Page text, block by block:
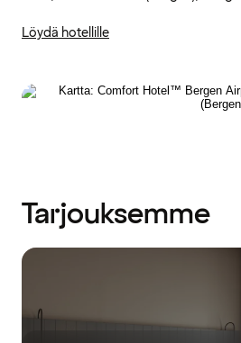
Löydä hotellille
Tarjouksemme